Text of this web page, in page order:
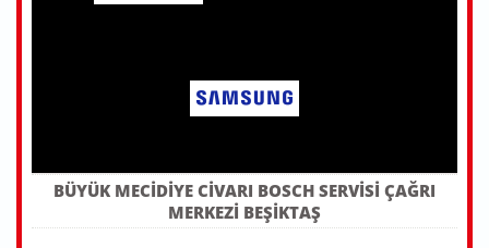
BÜYÜK MECIDIYE CIVARI BOSCH SERVISI ÇAĞRI
MERKEZI BEŞIKTAŞ